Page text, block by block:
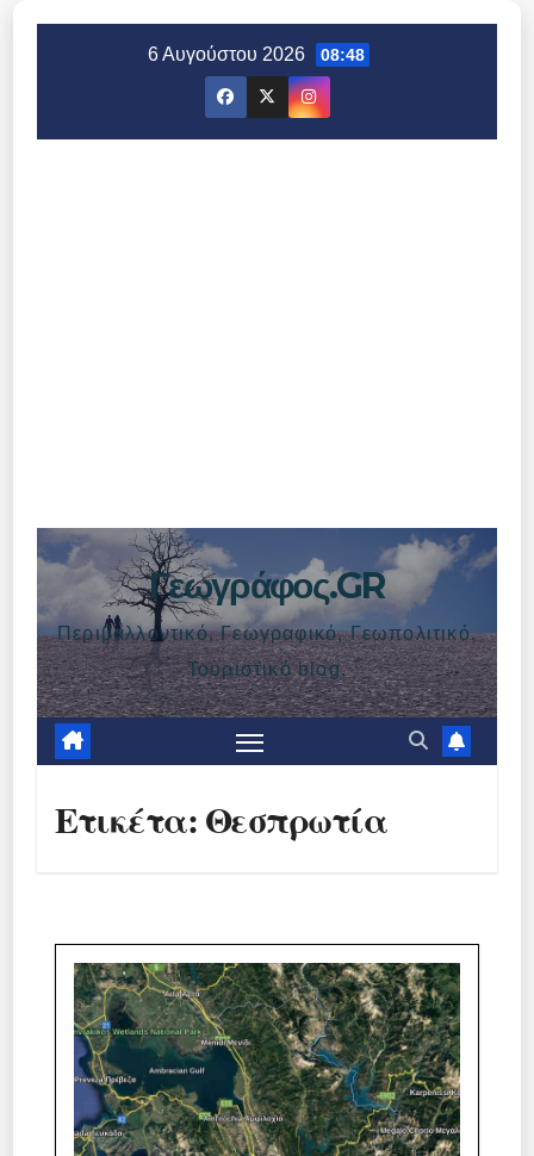
6 Αυγούστου 2026 08:48
Γεωγράφος.GR
Περιβαλλοντικό, Γεωγραφικό, Γεωπολιτικό,
Τουριστικό blog.
Ετικέτα:Θεσπρωτία